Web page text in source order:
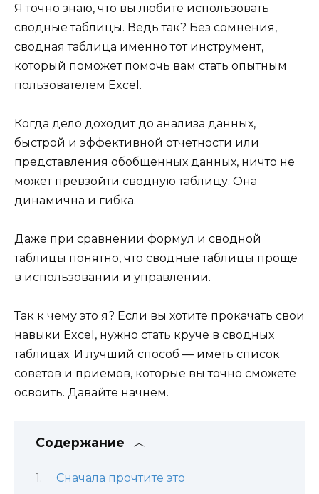
Я точно знаю, что вы любите использовать
сводные таблицы. Ведь так? Без сомнения,
сводная таблица именно тот инструмент,
который поможет помочь вам стать опытным
пользователем Excel.
Когда дело доходит до анализа данных,
быстрой и эффективной отчетности или
представления обобщенных данных, ничто не
может превзойти сводную таблицу. Она
динамична и гибка.
Даже при сравнении формул и сводной
таблицы понятно, что сводные таблицы проще
в использовании и управлении.
Так к чему это я? Если вы хотите прокачать свои
навыки Excel, нужно стать круче в сводных
таблицах. И лучший способ — иметь список
советов и приемов, которые вы точно сможете
освоить. Давайте начнем.
Содержание
Сначала прочтите это